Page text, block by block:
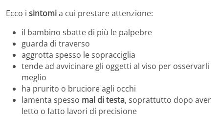
Ecco i sintomia cui prestare attenzione:
il bambino sbatte di più le palpebre
guarda di traverso
aggrotta spesso le sopracciglia
tende ad avvicinare gli oggetti al viso per osservarli
meglio
ha prurito o bruciore agli occhi
lamenta spesso mal di testa, soprattutto dopo aver
letto o fatto lavori di precisione